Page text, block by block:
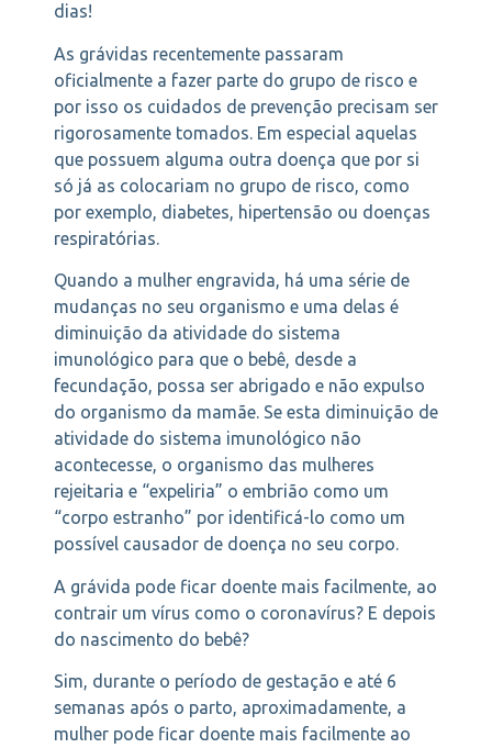
dias!
As grávidas recentemente passaram
oficialmente a fazer parte do grupo de risco e
por isso os cuidados de prevenção precisam ser
rigorosamente tomados. Em especial aquelas
que possuem alguma outra doença que por si
só já as colocariam no grupo de risco, como
por exemplo, diabetes, hipertensão ou doenças
respiratórias.
Quando a mulher engravida, há uma série de
mudanças no seu organismo e uma delas é
diminuição da atividade do sistema
imunológico para que o bebê, desde a
fecundação, possa ser abrigado e não expulso
do organismo da mamãe. Se esta diminuição de
atividade do sistema imunológico não
acontecesse, o organismo das mulheres
rejeitaria e “expeliria” o embrião como um
“corpo estranho” por identificá-lo como um
possível causador de doença no seu corpo.
A grávida pode ficar doente mais facilmente, ao
contrair um vírus como o coronavírus? E depois
do nascimento do bebê?
Sim, durante o período de gestação e até 6
semanas após o parto, aproximadamente, a
mulher pode ficar doente mais facilmente ao